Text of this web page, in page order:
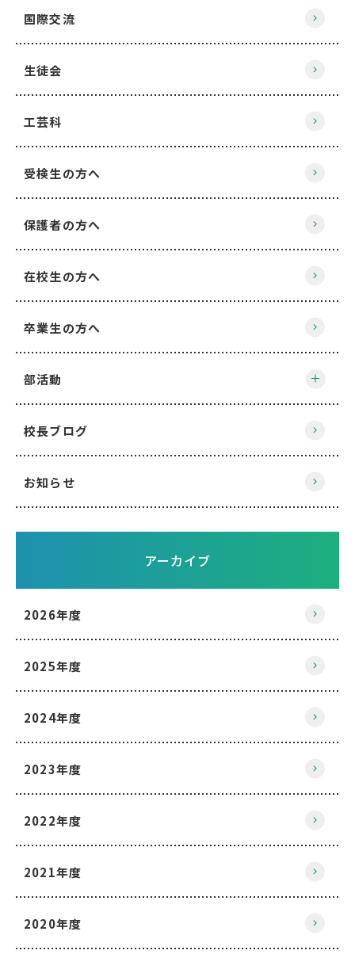
国際交流
生徒会
工芸科
受検生の方へ
保護者の方へ
在校生の方へ
卒業生の方へ
部活動
校長ブログ
お知らせ
アーカイブ
2026年度
2025年度
2024年度
2023年度
2022年度
2021年度
2020年度